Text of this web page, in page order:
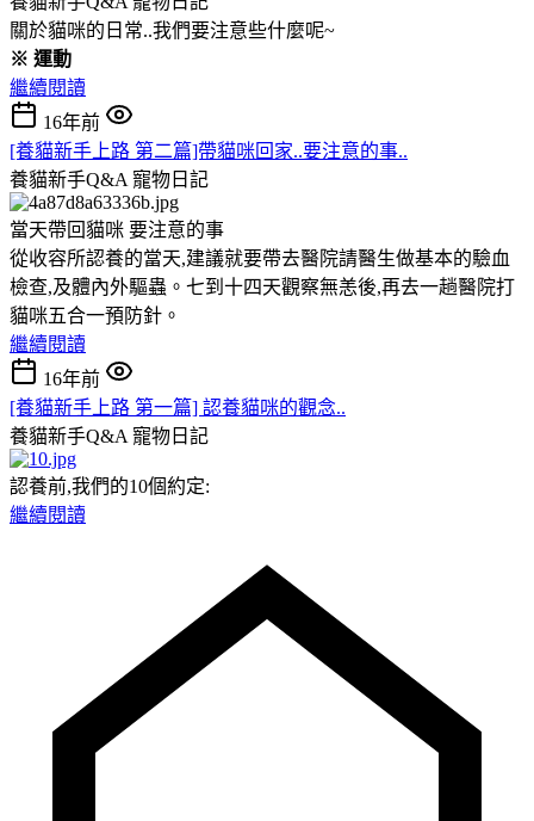
關於貓咪的日常..我們要注意些什麼呢~
※ 運動
繼續閱讀
16年前
[養貓新手上路 第二篇]帶貓咪回家..要注意的事..
養貓新手Q&A 寵物日記
當天帶回貓咪 要注意的事
從收容所認養的當天,建議就要帶去醫院請醫生做基本的驗血
檢查,及體內外驅蟲。七到十四天觀察無恙後,再去一趟醫院打
貓咪五合一預防針。
繼續閱讀
16年前
[養貓新手上路 第一篇] 認養貓咪的觀念..
養貓新手Q&A 寵物日記
認養前,我們的10個約定:
繼續閱讀